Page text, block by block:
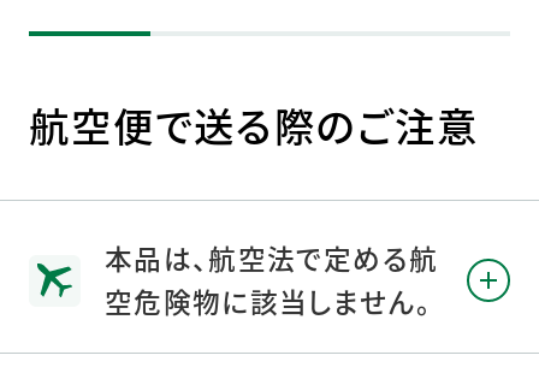
航空便で送る際のご注意
本品は、航空法で定める航
空危険物に該当しません。